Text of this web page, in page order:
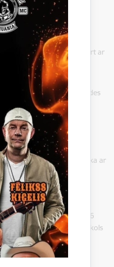
pagasta teritorijā var atvērt ar
komisijas
skaitu izglītības iestādes
uz izglītības
bērnu skaitu, nosaka ar
gada 15.jūnijam.
noteikumus Nr.6
grupās” (protokols